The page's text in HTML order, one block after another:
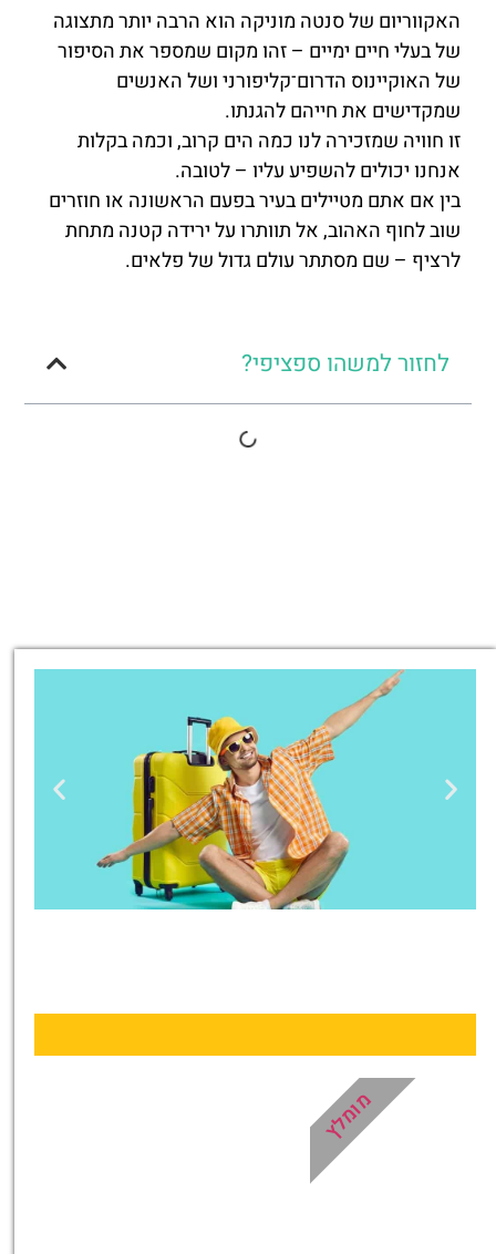
האקווריום של סנטה מוניקה הוא הרבה יותר מתצוגה
של בעלי חיים ימיים – זהו מקום שמספר את הסיפור
של האוקיינוס הדרום־קליפורני ושל האנשים
שמקדישים את חייהם להגנתו.
זו חוויה שמזכירה לנו כמה הים קרוב, וכמה בקלות
אנחנו יכולים להשפיע עליו – לטובה.
בין אם אתם מטיילים בעיר בפעם הראשונה או חוזרים
שוב לחוף האהוב, אל תוותרו על ירידה קטנה מתחת
לרציף – שם מסתתר עולם גדול של פלאים.
לחזור למשהו ספציפי?
טיסה זולה?
פה!
מומלץ